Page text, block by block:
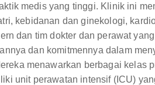
medis yang tinggi. Klinik ini
kebidanan dan ginekologi,
dan tim dokter dan perawat
dan komitmennya dalam
menawarkan berbagai kelas
unit perawatan intensif (ICU)